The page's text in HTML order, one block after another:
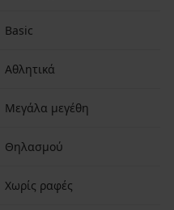
Basic
Αθλητικά
Μεγάλα μεγέθη
Θηλασμού
Χωρίς ραφές